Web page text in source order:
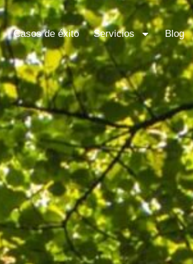
Casos de éxito Servicios Blog
Casos de éxito Servicios